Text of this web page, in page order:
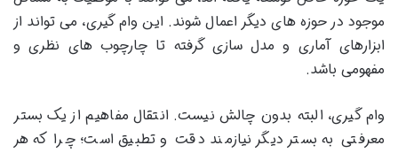
موجود در حوزه های دیگر اعمال شوند. این وام گیری، می تواند از
ابزارهای آماری و مدل سازی گرفته تا چارچوب های نظری و
مفهومی باشد.
وام گیری، البته بدون چالش نیست. انتقال مفاهیم از یک بستر
معرفتی به بستر دیگر نیازمند دقت و تطبیق است؛ چرا که هر